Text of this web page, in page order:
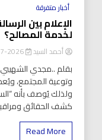
أخبار متفرقة
الإعلام بين
لخدمة المصالح؟
أحمد السيد 2026-07-30
بقلم ..مجدي الشهيبي
وتوعية المجتمع،
ولذلك يُوصف بأنه
كشف الحقائق
Read More